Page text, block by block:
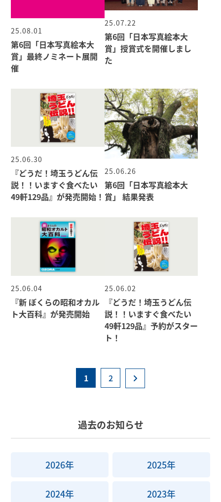
25.08.01
第6回「日本写真絵本大
賞」最終ノミネート展開
催
25.07.22
第6回「日本写真絵本大
賞」授賞式を開催しまし
た
25.06.30
『どうだ！埼玉うどん伝
説！！いますぐ食べたい
49軒129品』が発売開始！
25.06.26
第6回「日本写真絵本大
賞」 結果発表
25.06.04
『新 ぼくらの昭和オカル
ト大百科』が発売開始
25.06.02
『どうだ！埼玉うどん伝
説！！いますぐ食べたい
49軒129品』予約がスター
ト！
1 2
過去のお知らせ
2026年 2025年
2024年 2023年